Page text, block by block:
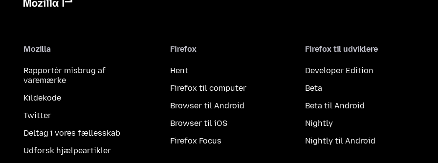
Mozilla
Rapportér misbrug af
varemærke
Kildekode
Twitter
Deltag i vores fællesskab
Udforsk hjælpeartikler
Firefox
Hent
Firefox til computer
Browser til Android
Browser til iOS
Firefox Focus
Firefox til udviklere
Developer Edition
Beta
Beta til Android
Nightly
Nightly til Android